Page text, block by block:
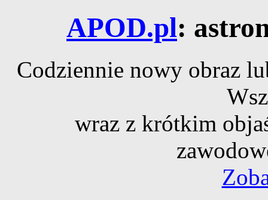
APOD.pl:
Codziennie nowy obraz
wraz z krótkim